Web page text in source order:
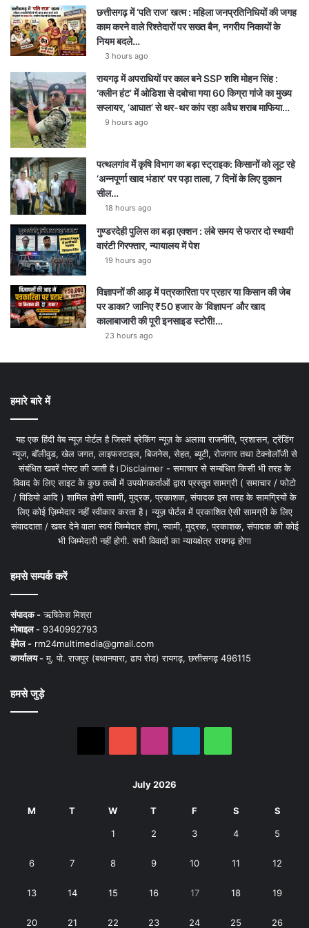
u
b
e
a
r
a
g
a
m
s
p
p
छत्तीसगढ़ में ‘पति राज’ खत्म : महिला जनप्रतिनिधियों की जगह
काम करने वाले रिश्तेदारों पर सख्त बैन, नगरीय निकायों के
नियम बदले…
3 hours ago
रायगढ़ में अपराधियों पर काल बने SSP शशि मोहन सिंह :
‘क्लीन हंट’ में ओडिशा से दबोचा गया 60 किग्रा गांजे का मुख्य
सप्लायर, ‘आघात’ से थर-थर कांप रहा अवैध शराब माफिया…
9 hours ago
पत्थलगांव में कृषि विभाग का बड़ा स्ट्राइक: किसानों को लूट रहे
‘अन्नपूर्णा खाद भंडार’ पर पड़ा ताला, 7 दिनों के लिए दुकान
सील…
18 hours ago
गुण्डरदेही पुलिस का बड़ा एक्शन : लंबे समय से फरार दो स्थायी
वारंटी गिरफ्तार, न्यायालय में पेश
19 hours ago
विज्ञापनों की आड़ में पत्रकारिता पर प्रहार या किसान की जेब
पर डाका? जानिए ₹50 हजार के ‘विज्ञापन’ और खाद
कालाबाजारी की पूरी इनसाइड स्टोरी!…
23 hours ago
हमारे बारे में
यह एक हिंदी वेब न्यूज़ पोर्टल है जिसमें ब्रेकिंग न्यूज़ के अलावा राजनीति, प्रशासन, ट्रेंडिंग
न्यूज, बॉलीवुड, खेल जगत, लाइफस्टाइल, बिजनेस, सेहत, ब्यूटी, रोजगार तथा टेक्नोलॉजी से
संबंधित खबरें पोस्ट की जाती है।Disclaimer - समाचार से सम्बंधित किसी भी तरह के
विवाद के लिए साइट के कुछ तत्वों में उपयोगकर्ताओं द्वारा प्रस्तुत सामग्री ( समाचार / फोटो
/ विडियो आदि ) शामिल होगी स्वामी, मुद्रक, प्रकाशक, संपादक इस तरह के सामग्रियों के
लिए कोई ज़िम्मेदार नहीं स्वीकार करता है। न्यूज़ पोर्टल में प्रकाशित ऐसी सामग्री के लिए
संवाददाता / खबर देने वाला स्वयं जिम्मेदार होगा, स्वामी, मुद्रक, प्रकाशक, संपादक की कोई
भी जिम्मेदारी नहीं होगी. सभी विवादों का न्यायक्षेत्र रायगढ़ होगा
हमसे सम्पर्क करें
संपादक -ऋषिकेश मिश्रा
मोबाइल - 9340992793
ईमेल - rm24multimedia@gmail.com
कार्यालय -मु. पो. राजपुर (बथानपारा, ढाप रोड) रायगढ़, छत्तीसगढ़ 496115
हमसे जुड़े
July 2026
M T W T F S S
1 2 3 4 5
6 7 8 9 10 11 12
13 14 15 16 17 18 19
20 21 22 23 24 25 26